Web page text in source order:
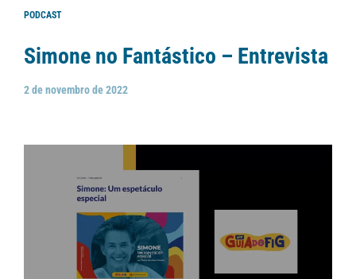
PODCAST
Simone no Fantástico – Entrevista
2 de novembro de 2022